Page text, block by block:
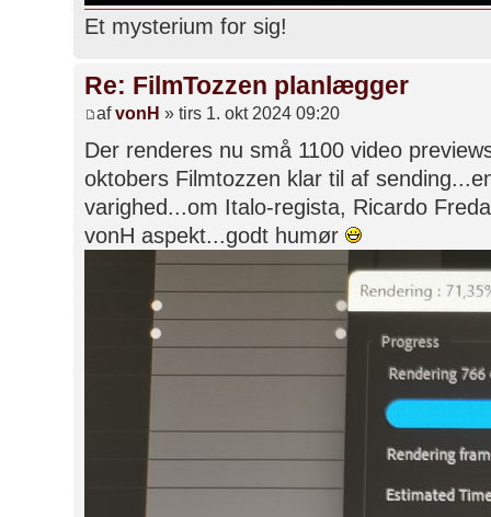
Et mysterium for sig!
Re: FilmTozzen planlægger
afvonH » tirs 1. okt 2024 09:20
Der renderes nu små 1100 video
oktobers Filmtozzen klar til af
varighed...om Italo-regista, Ricardo
vonH aspekt...godt humør